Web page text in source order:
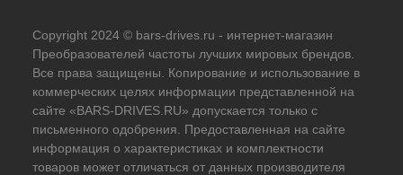
Copyright 2024 © bars-drives.ru - интернет-магазин
Преобразователей частоты лучших мировых брендов.
Все права защищены. Копирование и использование в
коммерческих целях информации представленной на
сайте «BARS-DRIVES.RU» допускается только с
письменного одобрения. Предоставленная на сайте
информация о характеристиках и комплектности
товаров может отличаться от данных производителя